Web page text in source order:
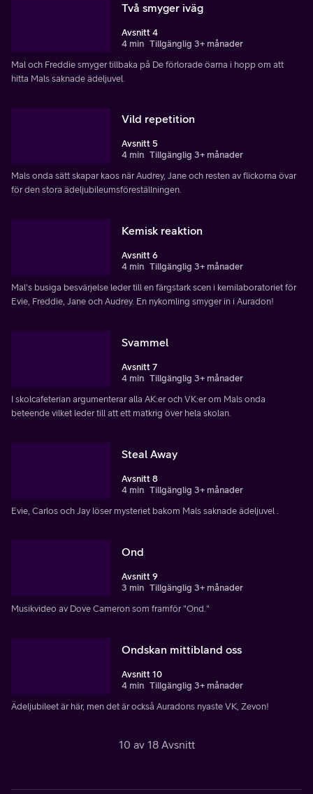
Två smyger iväg
Avsnitt 4
4 min Tillgänglig 3+ månader
Mal och Freddie smyger tillbaka på De förlorade öarna i hopp om att
hitta Mals saknade ädeljuvel.
Vild repetition
Avsnitt 5
4 min Tillgänglig 3+ månader
Mals onda sätt skapar kaos när Audrey, Jane och resten av flickorna övar
för den stora ädeljubileumsföreställningen.
Kemisk reaktion
Avsnitt 6
4 min Tillgänglig 3+ månader
Mal's busiga besvärjelse leder till en färgstark scen i kemilaboratoriet för
Evie, Freddie, Jane och Audrey. En nykomling smyger in i Auradon!
Svammel
Avsnitt 7
4 min Tillgänglig 3+ månader
I skolcafeterian argumenterar alla AK:er och VK:er om Mals onda
beteende vilket leder till att ett matkrig över hela skolan.
Steal Away
Avsnitt 8
4 min Tillgänglig 3+ månader
Evie, Carlos och Jay löser mysteriet bakom Mals saknade ädeljuvel .
Ond
Avsnitt 9
3 min Tillgänglig 3+ månader
Musikvideo av Dove Cameron som framför "Ond."
Ondskan mittibland oss
Avsnitt 10
4 min Tillgänglig 3+ månader
Ädeljubileet är här, men det är också Auradons nyaste VK, Zevon!
10 av 18 Avsnitt